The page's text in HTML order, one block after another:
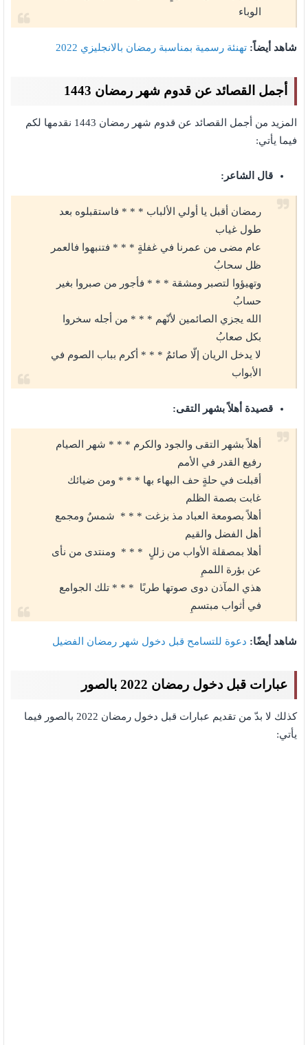
الوباء
شاهد أيضاً: تهنئة رسمية بمناسبة رمضان بالانجليزي 2022
أجمل القصائد عن قدوم شهر رمضان 1443
المزيد من أجمل القصائد عن قدوم شهر رمضان 1443 نقدمها لكم
فيما يأتي:
قال الشاعر:
رمضان أقبل يا أولي الألباب * * * فاستقبلوه بعد
طول غياب
عام مضى من عمرنا في غفلةٍ * * * فتنبهوا فالعمر
ظل سحابُ
وتهيؤوا لتصبر ومشقة * * * فأجور من صبروا بغير
حسابُ
الله يجزي الصائمين لأنّهم * * * من أجله سخروا
بكل صعابُ
لا يدخل الريان إلّا صائمٌ * * * أكرم بباب الصوم في
الأبواب
قصيدة أهلاً بشهر التقى:
أهلاً بشهر التقى والجود والكرم * * * شهر الصيام
رفيع القدر في الأمم
أقبلت في حلةٍ حف البهاء بها * * * ومن ضيائك
غابت بصمة الظلم
أهلاً بصومعة العباد مذ بزغت * * * شمسٌ ومجمع
أهل الفضل والقيم
أهلا بمصقلة الأواب من زللٍ * * * ومنتدى من نأى
عن بؤرة اللممِ
هذي المآذن دوى صوتها طربًا * * * تلك الجوامع
في أثواب مبتسمِ
شاهد أيضًا: دعوة للتسامح قبل دخول شهر رمضان الفضيل
عبارات قبل دخول رمضان 2022 بالصور
كذلك لا بدّ من تقديم عبارات قبل دخول رمضان 2022 بالصور فيما
يأتي: